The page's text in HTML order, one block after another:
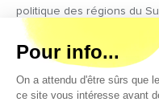
politique des régions du